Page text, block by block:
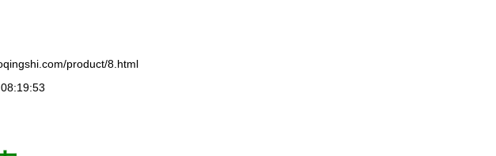
product/8.html